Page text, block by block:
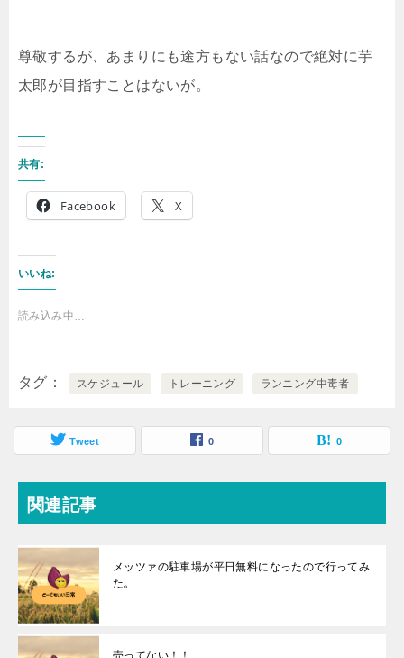
尊敬するが、あまりにも途方もない話なので絶対に芋
太郎が目指すことはないが。
共有:
Facebook X
いいね:
読み込み中…
タグ スケジュール トレーニング ランニング中毒者
Tweet 0 0
関連記事
メッツァの駐車場が平日無料になったので行ってみ
た。
売ってない！！